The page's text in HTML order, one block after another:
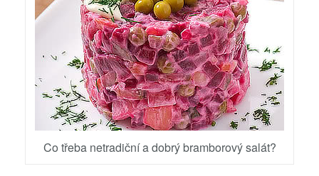
Co třeba netradiční a dobrý bramborový salát?